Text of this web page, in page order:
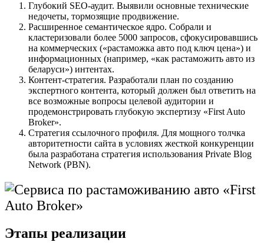
Глубокий SEO-аудит. Выявили основные технические
недочеты, тормозящие продвижение.
Расширенное семантическое ядро. Собрали и
кластеризовали более 5000 запросов, сфокусировавшись
на коммерческих («растаможка авто под ключ цена») и
информационных (например, «как растаможить авто из
беларуси») интентах.
Контент-стратегия. Разработали план по созданию
экспертного контента, который должен был ответить на
все возможные вопросы целевой аудитории и
продемонстрировать глубокую экспертизу «First Auto
Broker».
Стратегия ссылочного профиля. Для мощного толчка
авторитетности сайта в условиях жесткой конкуренции
была разработана стратегия использования Private Blog
Network (PBN).
Этапы реализации